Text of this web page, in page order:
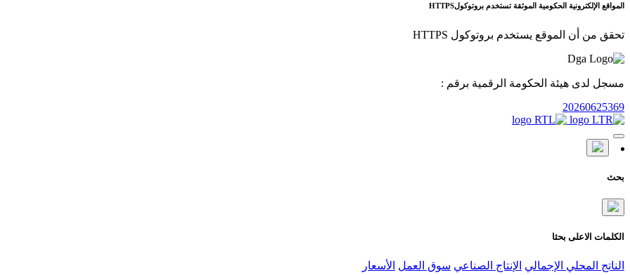
المواقع الإلكترونية الحكومية الموثقة تستخدم بروتوكولHTTPS
تحقق من أن الموقع يستخدم بروتوكول HTTPS
مسجل لدى هيئة الحكومة الرقمية برقم :
20260625369
بحث
الكلمات الاعلى بحثا
الناتج المحلي الإجمالي الإنتاج الصناعي سوق العمل الأسعار